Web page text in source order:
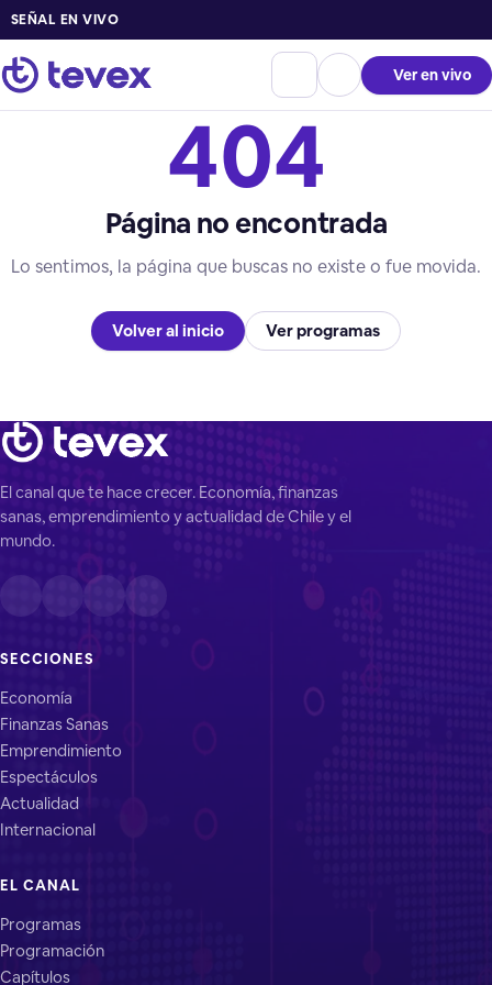
SEÑAL EN VIVO
Ver en vivo
404
Página no encontrada
Lo sentimos, la página que buscas no existe o fue movida.
Volver al inicio Ver programas
El canal que te hace crecer. Economía, finanzas
sanas, emprendimiento y actualidad de Chile y el
mundo.
SECCIONES
Economía
Finanzas Sanas
Emprendimiento
Espectáculos
Actualidad
Internacional
EL CANAL
Programas
Programación
Capítulos